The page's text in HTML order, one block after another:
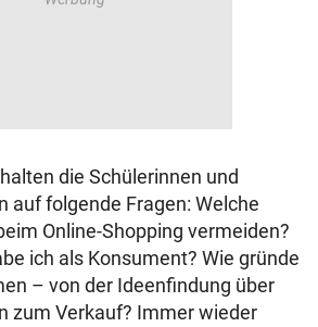
die Schülerinnen und
auf folgende Fragen: Welche
Online-Shopping vermeiden?
ich als Konsument? Wie gründe
– von der Ideenfindung über
zum Verkauf? Immer wieder